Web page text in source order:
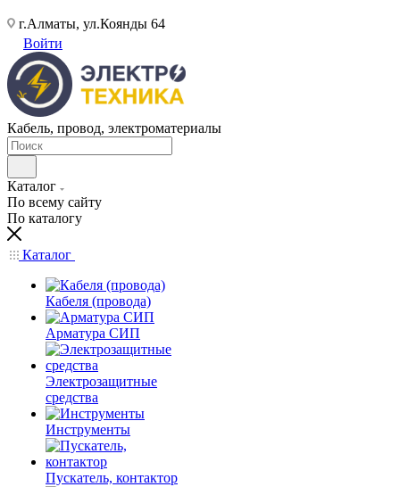
г.Алматы, ул.Коянды 64
Войти
Кабель, провод, электроматериалы
Каталог
По всему сайту
По каталогу
Каталог
Кабеля (провода)
Арматура СИП
Электрозащитные
средства
Инструменты
Пускатель, контактор